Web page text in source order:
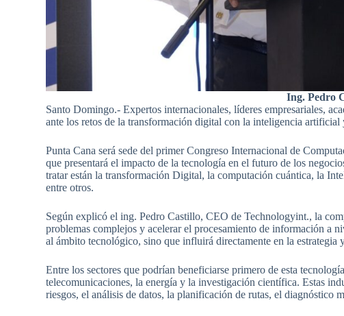
Ing. Pedro
Santo Domingo.- Expertos internacionales, líderes empresariales,
ante los retos de la transformación digital con la inteligencia
Punta Cana será sede del primer Congreso Internacional de
que presentará el impacto de la tecnología en el futuro de los
tratar están la transformación Digital, la computación cuántica, la
entre otros.
Según explicó el ing. Pedro Castillo, CEO de Technologyint., la
problemas complejos y acelerar el procesamiento de información a
al ámbito tecnológico, sino que influirá directamente en la estrategia
Entre los sectores que podrían beneficiarse primero de esta
telecomunicaciones, la energía y la investigación científica. Estas
riesgos, el análisis de datos, la planificación de rutas, el diagnóstico